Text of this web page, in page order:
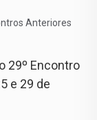
Anteriores
29º Encontro
e 29 de